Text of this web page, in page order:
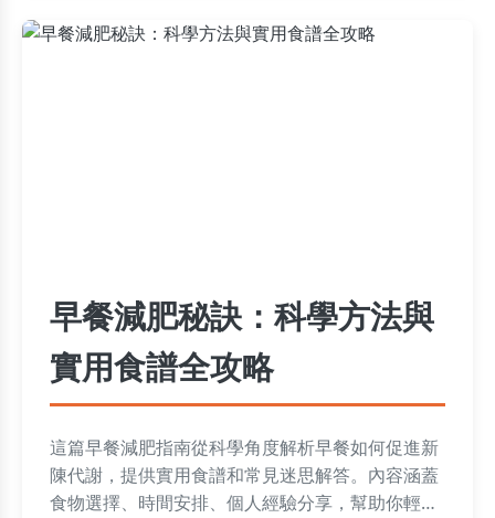
早餐減肥秘訣：科學方法與
實用食譜全攻略
這篇早餐減肥指南從科學角度解析早餐如何促進新
陳代謝，提供實用食譜和常見迷思解答。內容涵蓋
食物選擇、時間安排、個人經驗分享，幫助你輕鬆